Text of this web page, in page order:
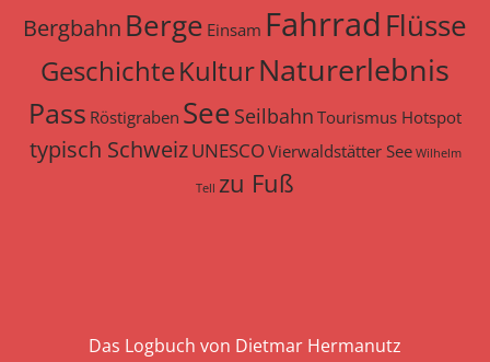
Bergbahn Berge Einsam FahrradFlüsse
GeschichteKulturNaturerlebnis
Pass Röstigraben See Seilbahn Tourismus Hotspot
typisch SchweizUNESCOVierwaldstätter See Wilhelm
Tell zu Fuß
Das Logbuch von Dietmar Hermanutz